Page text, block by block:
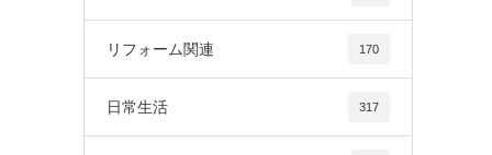
リフォーム関連 170
日常生活 317